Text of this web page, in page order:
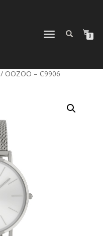
DÉPLIER
0
/ OOZOO – C9906